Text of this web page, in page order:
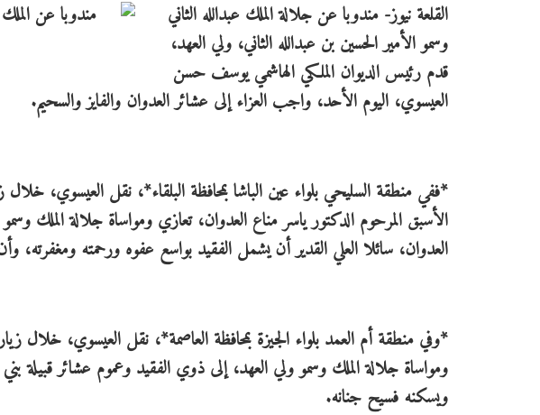
القلعة نيوز- مندوبا عن جلالة الملك عبدالله الثاني
وسمو الأمير الحسين بن عبدالله الثاني، ولي العهد،
قدم رئيس الديوان الملكي الهاشمي يوسف حسن
العيسوي، اليوم الأحد، واجب العزاء إلى عشائر العدوان والفايز والسحيم.
*ففي منطقة السليحي بلواء عين الباشا بمحافظة البلقاء*، نقل العيسوي،
الأسبق المرحوم الدكتور ياسر مناع العدوان، تعازي ومواساة جلالة الملك
العدوان، سائلا العلي القدير أن يشمل الفقيد بواسع عفوه ورحمته ومغفرته،
*وفي منطقة أم العمد بلواء الجيزة بمحافظة العاصمة*، نقل العيسوي، خلال
ومواساة جلالة الملك وسمو ولي العهد، إلى ذوي الفقيد وعموم عشائر قبيلة
ويسكنه فسيح جنانه.